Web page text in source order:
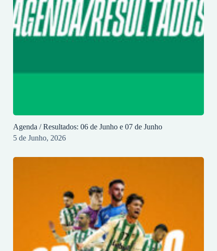
Agenda / Resultados: 06 de Junho e 07 de Junho
5 de Junho, 2026